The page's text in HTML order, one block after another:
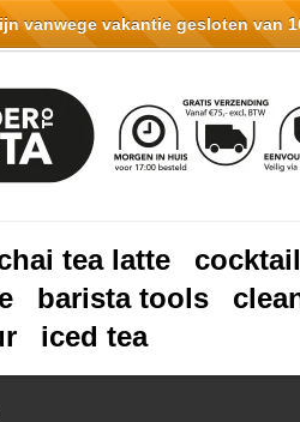
tea latte
barista tools
iced tea
vanwege vakantie gesloten van